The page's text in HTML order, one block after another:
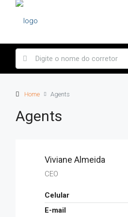
Home Agents
Agents
Viviane Almeida
CEO
Celular
E-mail